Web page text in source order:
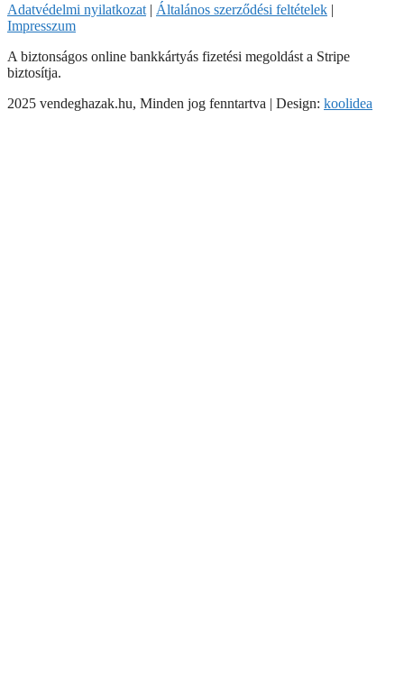
Adatvédelmi nyilatkozat | Általános szerződési feltételek |
Impresszum
A biztonságos online bankkártyás fizetési megoldást a Stripe
biztosítja.
2025 vendeghazak.hu, Minden jog fenntartva | Design: koolidea